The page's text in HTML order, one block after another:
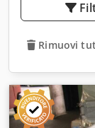
Rimuovi